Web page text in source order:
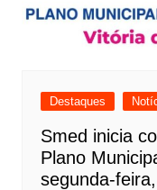
Destaques
Smed inicia
Plano
segunda-